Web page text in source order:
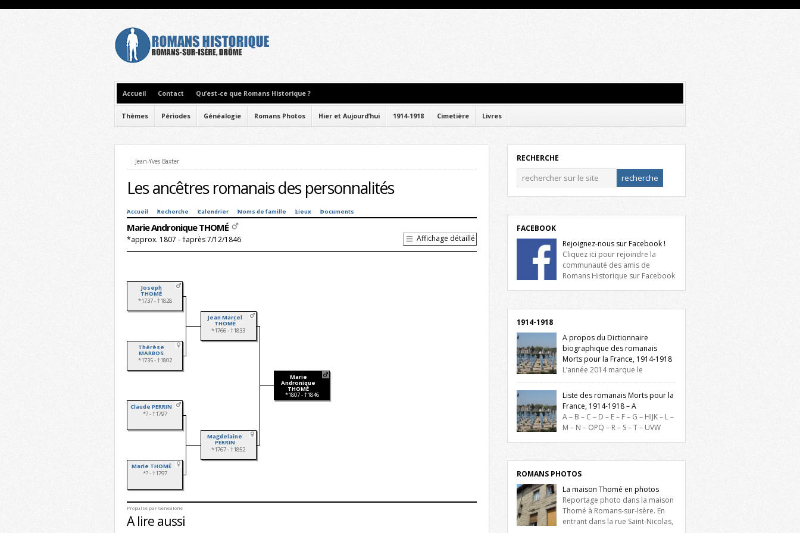
Accueil Contact Qu’est-ce que Romans Historique ?
Thèmes Périodes Généalogie Romans Photos Hier et Aujourd’hui 1914-1918 Cimetière Livres
Jean-Yves Baxter
Les ancêtres romanais des personnalités
Accueil Recherche Calendrier Noms de famille Lieux Documents
Marie Andronique THOMÉ
*approx. 1807 - †après 7/12/1846 Affichage détaillé
Joseph
THOMÉ
*1737 - †1828
Thérèse
MARBOS
*1735 - †1802
Claude PERRIN
*? - †1797
Marie THOMÉ
*? - †1797
Jean Marcel
THOMÉ
*1766 - †1833
Magdelaine
PERRIN
*1767 - †1852
Marie
Andronique
THOMÉ
*1807 - †1846
Propulsé par Genealone
A lire aussi
RECHERCHE
FACEBOOK
Rejoignez-nous sur Facebook !
Cliquez ici pour rejoindre la
communauté des amis de
Romans Historique sur Facebook
1914-1918
A propos du Dictionnaire
biographique des romanais
Morts pour la France, 1914-1918
L’année 2014 marque le
centenaire du début de la Première Guerre
Mondiale et ce dictionnaire biographique veut
rendre hommage aux romanais Morts pour la
France durant ce conflit. La base de cette
recherche historique est constituée des noms
gravés sur les plaques commémoratives de
l’Hôtel de Ville, du lycée du Dauphiné et du
Liste des romanais Morts pour la
France, 1914-1918 – A
A – B – C – D – E – F – G – HIJK – L –
M – N – OPQ – R – S – T – UVW
par cette lettre. Liste des romanais […]
ROMANS PHOTOS
La maison Thomé en photos
Reportage photo dans la maison
Thomé à Romans-sur-Isère. En
entrant dans la rue Saint-Nicolas,